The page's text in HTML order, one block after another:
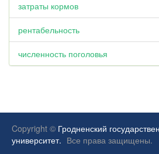
затраты кормов
рентабельность
численность поголовья
Copyright © Гродненский
университет. Все права защищены.